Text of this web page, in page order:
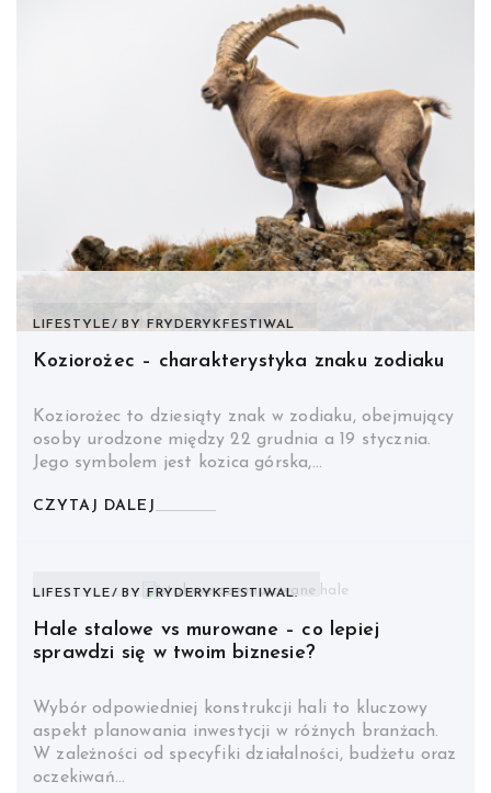
LIFESTYLE BY FRYDERYKFESTIWAL
Koziorożec – charakterystyka znaku zodiaku
Koziorożec to dziesiąty znak w zodiaku, obejmujący
osoby urodzone między 22 grudnia a 19 stycznia.
Jego symbolem jest kozica górska,…
CZYTAJ DALEJ
LIFESTYLE BYFRYDERYKFESTIWAL.
Hale stalowe vs murowane – co lepiej
sprawdzi się w twoim biznesie?
Wybór odpowiedniej konstrukcji hali to kluczowy
aspekt planowania inwestycji w różnych branżach.
W zależności od specyfiki działalności, budżetu oraz
oczekiwań…